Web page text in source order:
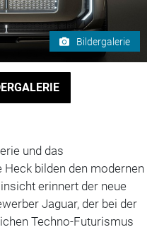
Bildergalerie
und das
bilden den modernen
erinnert der neue
Jaguar, der bei der
Techno-Futurismus